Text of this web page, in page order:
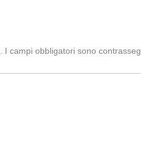
I campi obbligatori sono